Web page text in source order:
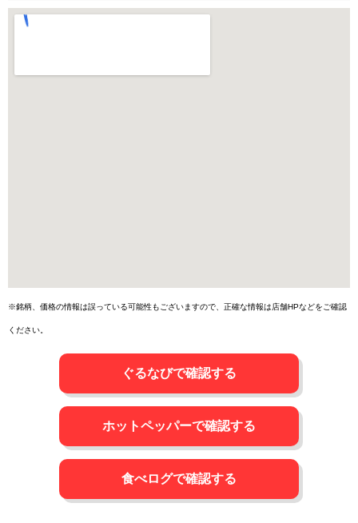
※銘柄、価格の情報は誤っている可能性もございますので、正確な情報は店舗HPなどをご確認
ください。
ぐるなびで確認する
ホットペッパーで確認する
食べログで確認する